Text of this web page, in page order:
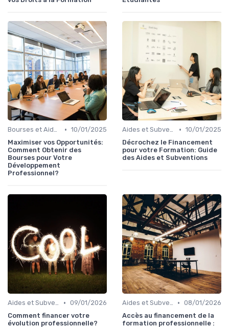
Bourses et Aides Étudiantes • 10/01/2025
Maximiser vos Opportunités:
Comment Obtenir des
Bourses pour Votre
Développement
Professionnel?
Aides et Subventions pour la Formation • 10/01/2025
Décrochez le Financement
pour votre Formation: Guide
des Aides et Subventions
Aides et Subventions pour la Formation • 09/01/2026
Comment financer votre
évolution professionnelle?
Aides et Subventions pour la Formation • 08/01/2026
Accès au financement de la
formation professionnelle :